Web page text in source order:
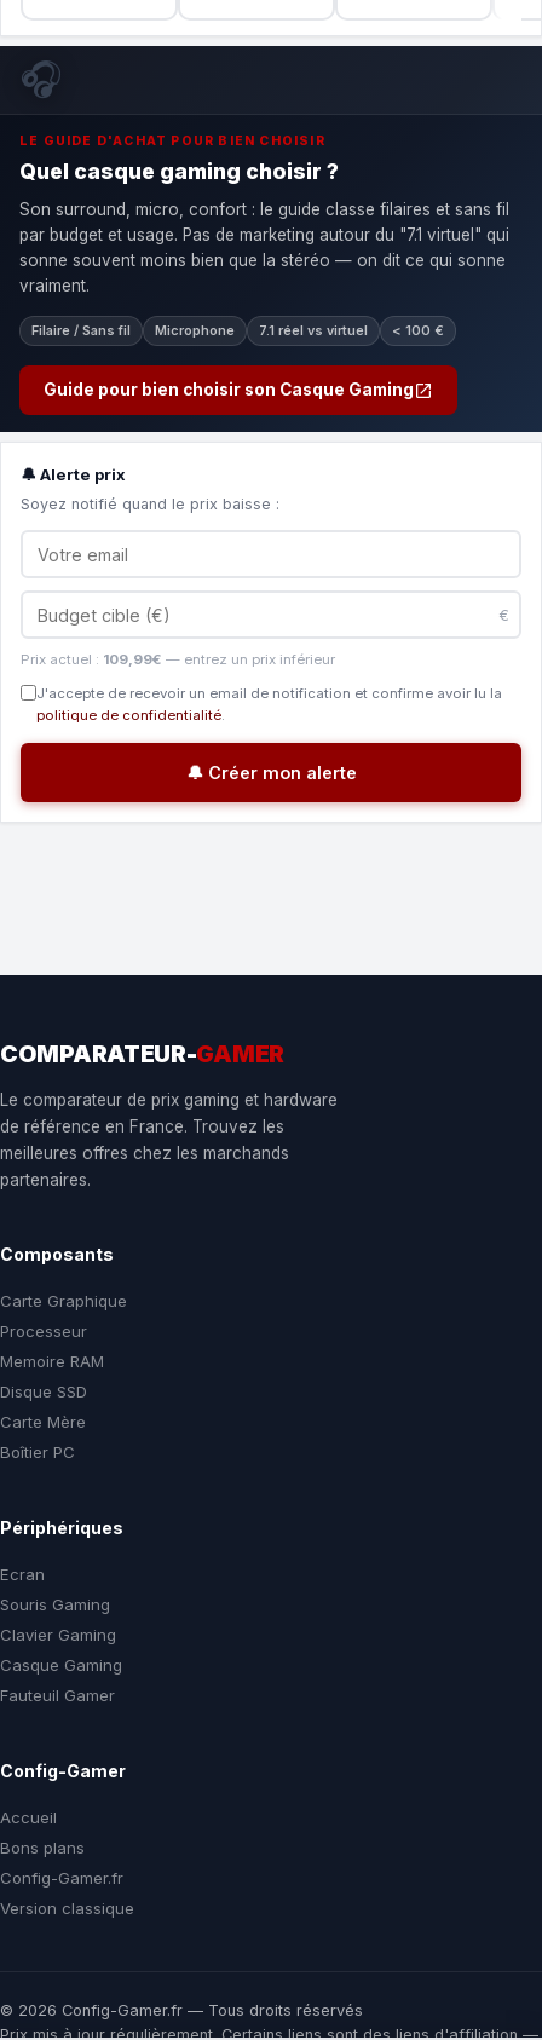
🎧
LE GUIDE D'ACHAT POUR BIEN CHOISIR
Quel casque gaming choisir ?
Son surround, micro, confort : le guide classe filaires et sans fil
par budget et usage. Pas de marketing autour du "7.1 virtuel" qui
sonne souvent moins bien que la stéréo — on dit ce qui sonne
vraiment.
Filaire / Sans fil Microphone 7.1 réel vs virtuel < 100 €
Guide pour bien choisir son Casque Gaming
🔔 Alerte prix
Soyez notifié quand le prix baisse :
€
Prix actuel : 109,99€ — entrez un prix inférieur
J'accepte de recevoir un email de notification et confirme avoir lu la
politique de confidentialité.
🔔 Créer mon alerte
COMPARATEUR-GAMER
Le comparateur de prix gaming et hardware
de référence en France. Trouvez les
meilleures offres chez les marchands
partenaires.
Composants
Carte Graphique
Processeur
Memoire RAM
Disque SSD
Carte Mère
Boîtier PC
Périphériques
Ecran
Souris Gaming
Clavier Gaming
Casque Gaming
Fauteuil Gamer
Config-Gamer
Accueil
Bons plans
Config-Gamer.fr
Version classique
© 2026 Config-Gamer.fr — Tous droits réservés
Prix mis à jour régulièrement. Certains liens sont des liens d'affiliation —